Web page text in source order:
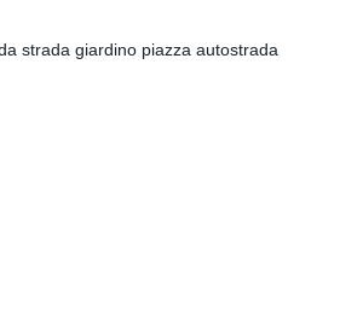
strada giardino piazza autostrada